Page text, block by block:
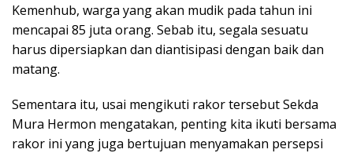
Kemenhub, warga yang akan mudik pada tahun ini
mencapai 85 juta orang. Sebab itu, segala sesuatu
harus dipersiapkan dan diantisipasi dengan baik dan
matang.
Sementara itu, usai mengikuti rakor tersebut Sekda
Mura Hermon mengatakan, penting kita ikuti bersama
rakor ini yang juga bertujuan menyamakan persepsi